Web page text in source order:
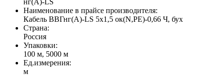
Наименование в прайсе производителя:
Кабель ВВГнг(А)-LS 5х1,5 ок(N,PE)-0,66 Ч, бух
Страна:
Россия
Упаковки:
100 м, 5000 м
Ед.измерения:
м